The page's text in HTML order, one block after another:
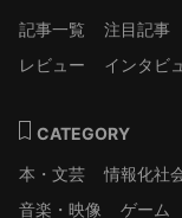
記事一覧
注目記事
レビュー
インタビ
CATEGORY
本・文芸
情報化社
音楽・映像
ゲーム